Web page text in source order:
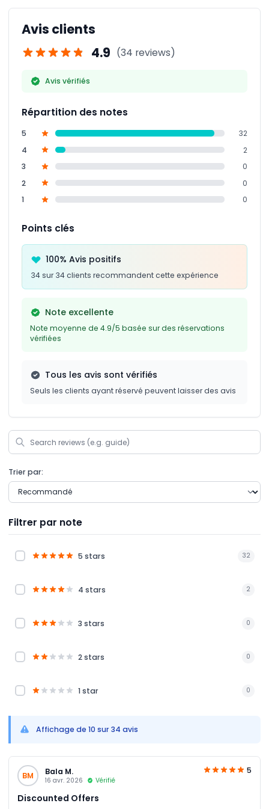
activité idéale pour les familles et les amoureux de
Avis clients
4.9 (34 reviews)
Avis vérifiés
Répartition des notes
5
32
4
2
3
0
2
0
1
0
Points clés
100% Avis positifs
34 sur 34 clients recommandent cette expérience
Note excellente
Note moyenne de 4.9/5 basée sur des réservations
vérifiées
Tous les avis sont vérifiés
Seuls les clients ayant réservé peuvent laisser des avis
Trier par:
Filtrer par note
5 stars 32
4 stars 2
3 stars 0
2 stars 0
1 star 0
Affichage de 10 sur 34 avis
BM Bala M.
16 avr. 2026 Vérifié
5
Discounted Offers